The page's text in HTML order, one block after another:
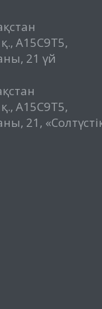
A15C9T5,
21 үй
A15C9T5,
21,